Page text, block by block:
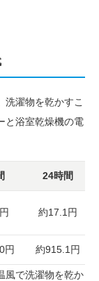
洗濯物を乾かすこ
と浴室乾燥機の電
24時間
約17.1円
円 約915.1円
風で洗濯物を乾か